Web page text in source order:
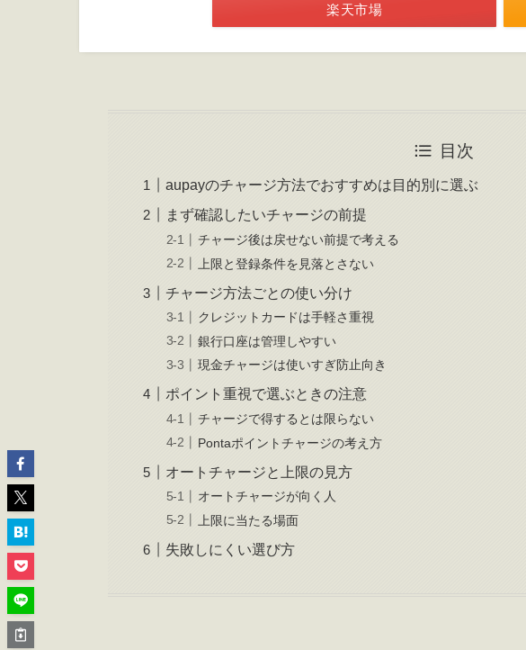
楽天市場
目次
aupayのチャージ方法でおすすめは目的別に選ぶ
まず確認したいチャージの前提
チャージ後は戻せない前提で考える
上限と登録条件を見落とさない
チャージ方法ごとの使い分け
クレジットカードは手軽さ重視
銀行口座は管理しやすい
現金チャージは使いすぎ防止向き
ポイント重視で選ぶときの注意
チャージで得するとは限らない
Pontaポイントチャージの考え方
オートチャージと上限の見方
オートチャージが向く人
上限に当たる場面
失敗しにくい選び方